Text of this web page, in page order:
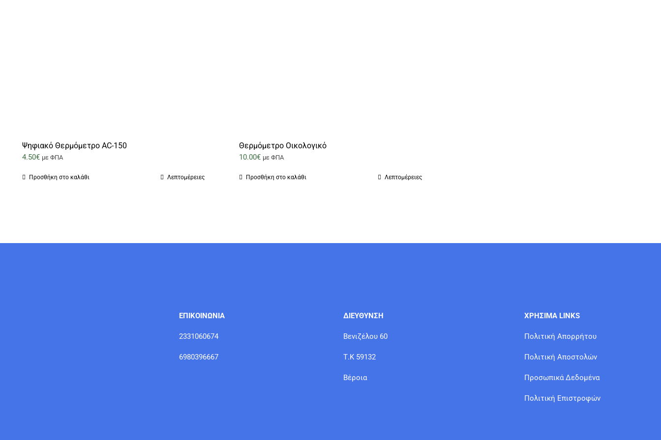
Ψηφιακό Θερμόμετρο AC-150
4.50€ με ΦΠΑ
Προσθήκη στο καλάθι Λεπτομέρειες
Θερμόμετρο Οικολογικό
10.00€ με ΦΠΑ
Προσθήκη στο καλάθι Λεπτομέρειες
ΕΠΙΚΟΙΝΩΝΙΑ
2331060674
6980396667
ΔΙΕΥΘΥΝΣΗ
Βενιζέλου 60
Τ.Κ 59132
Βέροια
ΧΡΗΣΙΜΑ LINKS
Πολιτική Απορρήτου
Πολιτική Αποστολών
Προσωπικά Δεδομένα
Πολιτική Επιστροφών